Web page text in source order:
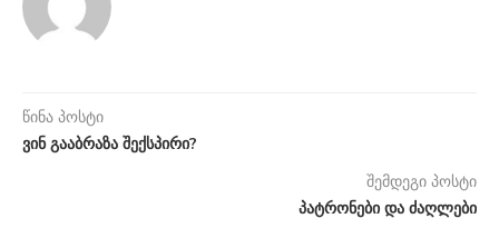
წინა პოსტი
ვინ გააბრაზა შექსპირი?
შემდეგი პოსტი
პატრონები და ძაღლები